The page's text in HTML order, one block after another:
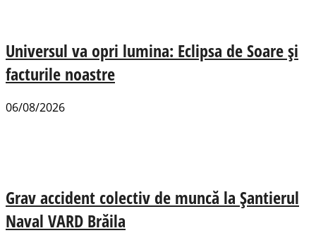
Universul va opri lumina: Eclipsa de Soare și
facturile noastre
06/08/2026
Grav accident colectiv de muncă la Șantierul
Naval VARD Brăila